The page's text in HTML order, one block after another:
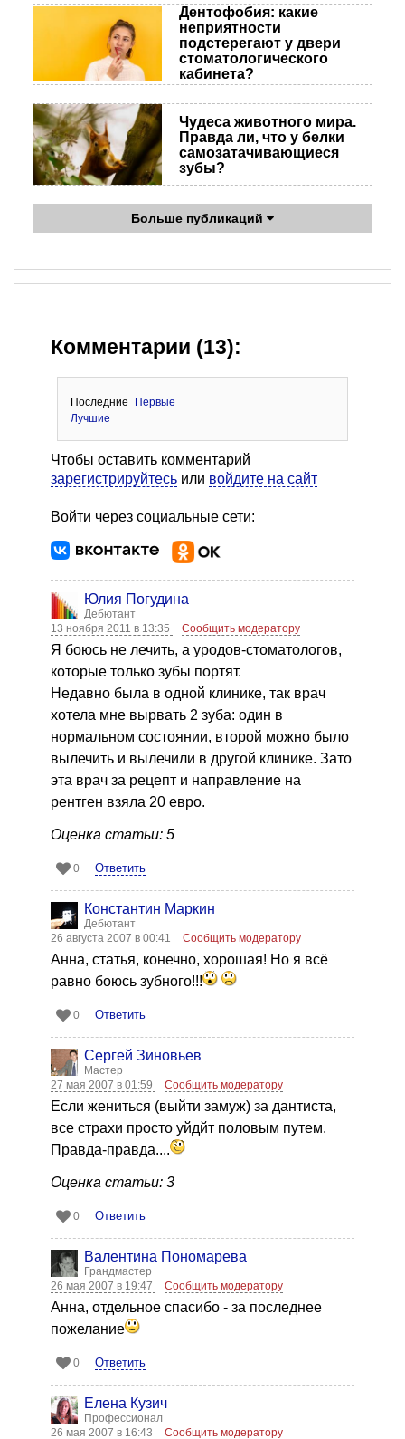
Дентофобия: какие
неприятности
подстерегают у двери
стоматологического
кабинета?
Чудеса животного мира.
Правда ли, что у белки
самозатачивающиеся
зубы?
Больше публикаций
Комментарии (13):
Последние
Первые
Лучшие
Чтобы оставить комментарий
зарегистрируйтесь или войдите на сайт
Войти через социальные сети:
Юлия Погудина
Дебютант
13 ноября 2011 в 13:35
Сообщить модератору
Я боюсь не лечить, а уродов-стоматологов,
которые только зубы портят.
Недавно была в одной клинике, так врач
хотела мне вырвать 2 зуба: один в
нормальном состоянии, второй можно было
вылечить и вылечили в другой клинике. Зато
эта врач за рецепт и направление на
рентген взяла 20 евро.
Оценка статьи: 5
0 Ответить
Константин Маркин
Дебютант
26 августа 2007 в 00:41
Сообщить модератору
Анна, статья, конечно, хорошая! Но я всё
равно боюсь зубного!!!
0 Ответить
Сергей Зиновьев
Мастер
27 мая 2007 в 01:59
Сообщить модератору
Если жениться (выйти замуж) за дантиста,
все страхи просто уйдйт половым путем.
Правда-правда....
Оценка статьи: 3
0 Ответить
Валентина Пономарева
Грандмастер
26 мая 2007 в 19:47
Сообщить модератору
Анна, отдельное спасибо - за последнее
пожелание
0 Ответить
Елена Кузич
Профессионал
26 мая 2007 в 16:43
Сообщить модератору